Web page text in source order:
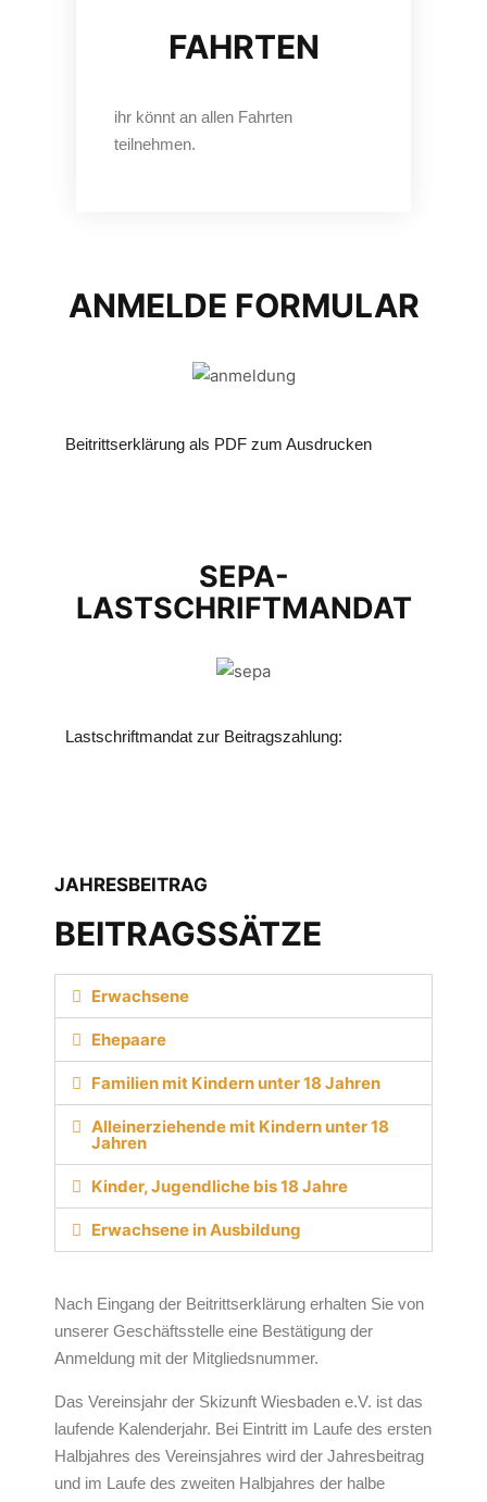
FAHRTEN
ihr könnt an allen Fahrten
teilnehmen.​
ANMELDE FORMULAR
Beitrittserklärung als PDF zum Ausdrucken
SEPA-
LASTSCHRIFTMANDAT
Lastschriftmandat zur Beitragszahlung:
JAHRESBEITRAG
BEITRAGSSÄTZE
Erwachsene
Ehepaare
Familien mit Kindern unter 18 Jahren
Alleinerziehende mit Kindern unter 18
Jahren
Kinder, Jugendliche bis 18 Jahre
Erwachsene in Ausbildung
Nach Eingang der Beitrittserklärung erhalten Sie von
unserer Geschäftsstelle eine Bestätigung der
Anmeldung mit der Mitgliedsnummer.
Das Vereinsjahr der Skizunft Wiesbaden e.V. ist das
laufende Kalenderjahr. Bei Eintritt im Laufe des ersten
Halbjahres des Vereinsjahres wird der Jahresbeitrag
und im Laufe des zweiten Halbjahres der halbe